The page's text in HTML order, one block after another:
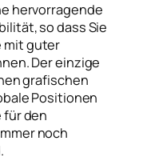
hervorragende
so dass Sie
mit guter
Der einzige
grafischen
Positionen
den
noch